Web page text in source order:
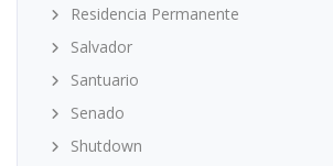
Residencia Permanente
Salvador
Santuario
Senado
Shutdown